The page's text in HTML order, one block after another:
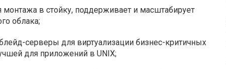
в стойку, поддерживает и масштабирует
облака;
серверы для виртуализации бизнес-критичных
для приложений в UNIX;